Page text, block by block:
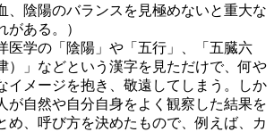
、陰陽のバランスを見極めないと重大な
がある。）
学の「陰陽」や「五行」、「五臓六
）」などという漢字を見ただけで、何や
イメージを抱き、敬遠してしまう。しか
が自然や自分自身をよく観察した結果を
め、呼び方を決めたもので、例えば、カ